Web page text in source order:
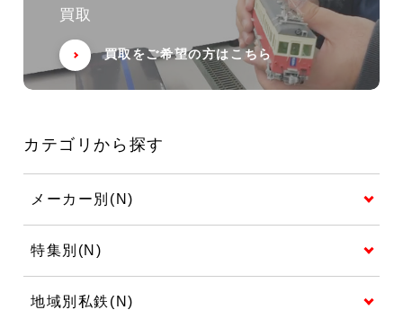
買取
買取をご希望の方はこちら
カテゴリから探す
メーカー別(N)
特集別(N)
地域別私鉄(N)